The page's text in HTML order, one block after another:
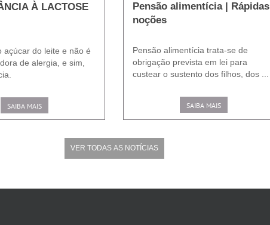
À LACTOSE
açúcar do leite e não é
de alergia, e sim,
SAIBA MAIS
Pensão alimentícia | Rápidas
noções
Pensão alimentícia trata-se de
obrigação prevista em lei para
custear o sustento dos filhos, dos ...
SAIBA MAIS
VER TODAS AS NOTÍCIAS